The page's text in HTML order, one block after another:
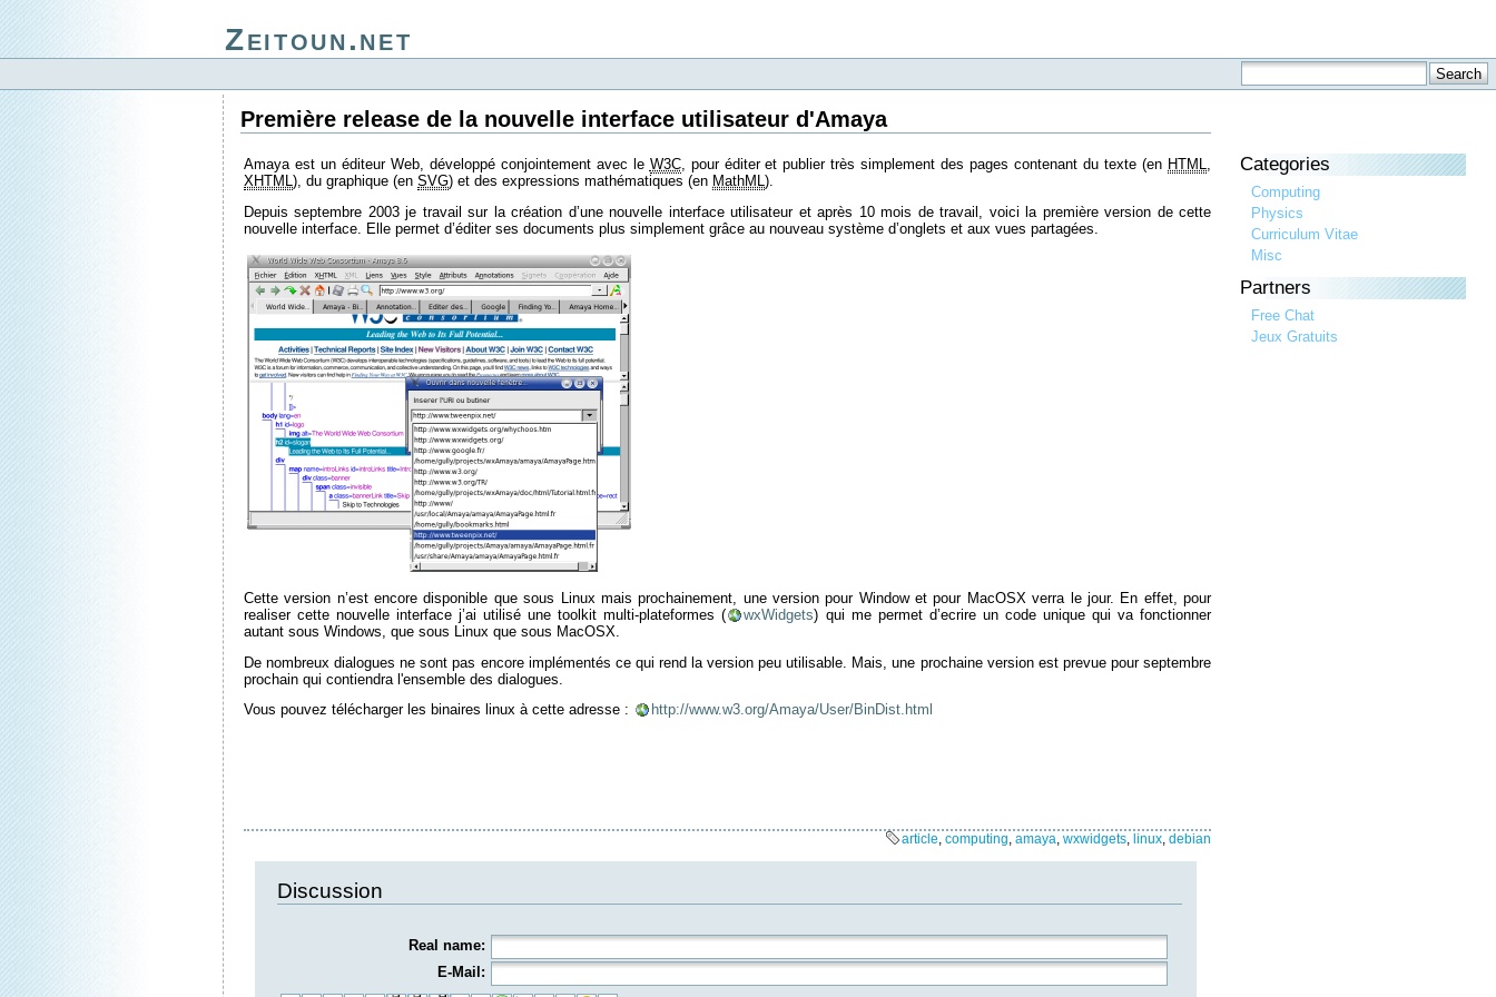
Zeitoun.net
Première release de la nouvelle interface utilisateur d'Amaya
Amaya est un éditeur Web, développé conjointement avec le W3C, pour éditer et publier très simplement des pages contenant du texte (en HTML,
XHTML), du graphique (en SVG) et des expressions mathématiques (en MathML).
Depuis septembre 2003 je travail sur la création d’une nouvelle interface utilisateur et après 10 mois de travail, voici la première version de cette
nouvelle interface. Elle permet d’éditer ses documents plus simplement grâce au nouveau système d’onglets et aux vues partagées.
Cette version n’est encore disponible que sous Linux mais prochainement, une version pour Window et pour MacOSX verra le jour. En effet, pour
realiser cette nouvelle interface j’ai utilisé une toolkit multi-plateformes (
wxWidgets) qui me permet d’ecrire un code unique qui va fonctionner
autant sous Windows, que sous Linux que sous MacOSX.
De nombreux dialogues ne sont pas encore implémentés ce qui rend la version peu utilisable. Mais, une prochaine version est prevue pour septembre
prochain qui contiendra l'ensemble des dialogues.
Vous pouvez télécharger les binaires linux à cette adresse :
http://www.w3.org/Amaya/User/BinDist.html
article, computing, amaya, wxwidgets, linux, debian
Discussion
Real name:
E-Mail:
Categories
Computing
Physics
Curriculum Vitae
Misc
Partners
Free Chat
Jeux Gratuits